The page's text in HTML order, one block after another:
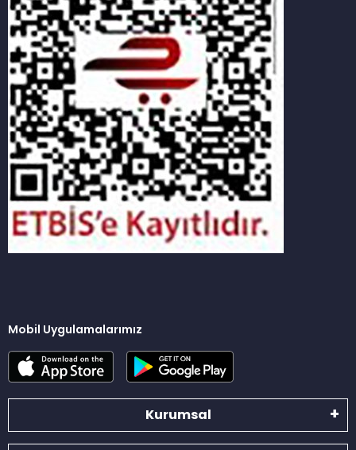
Mobil Uygulamalarımız
Kurumsal